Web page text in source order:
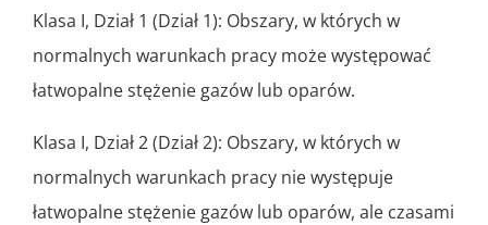
Klasa I, Dział 1 (Dział 1): Obszary, w których w
normalnych warunkach pracy może występować
łatwopalne stężenie gazów lub oparów.
Klasa I, Dział 2 (Dział 2): Obszary, w których w
normalnych warunkach pracy nie występuje
łatwopalne stężenie gazów lub oparów, ale czasami